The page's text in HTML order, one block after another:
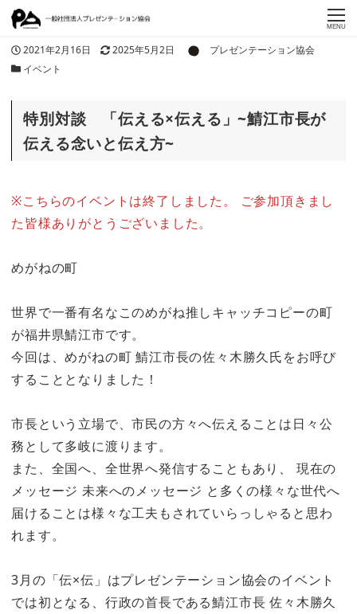
MENU
投稿日
2021年2月16日 更新日
2025年5月2日 著者
プレゼンテーション協会
カテゴリー
イベント
特別対談 「伝える×伝える」~鯖江市長が
伝える念いと伝え方~
※こちらのイベントは終了しました。 ご参加頂きまし
た皆様ありがとうございました。
めがねの町
世界で一番有名なこのめがね推しキャッチコピーの町
が福井県鯖江市です。
今回は、めがねの町 鯖江市長の佐々木勝久氏をお呼び
することとなりました！
市長という立場で、市民の方々へ伝えることは日々公
務として多岐に渡ります。
また、全国へ、全世界へ発信することもあり、 現在の
メッセージ 未来へのメッセージ と多くの様々な世代へ
届けることは様々な工夫もされていらっしゃると思わ
れます。
3月の「伝×伝」はプレゼンテーション協会のイベント
では初となる、行政の首長である鯖江市長 佐々木勝久